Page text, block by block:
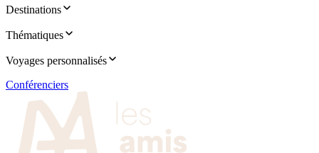
Destinations
Thématiques
Voyages personnalisés
Conférenciers